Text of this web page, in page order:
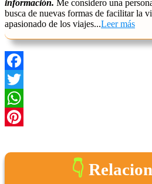
información. Me considero una
busca de nuevas formas de facilitar la
apasionado de los viajes...Leer más
Facebook
Twitter
WhatsApp